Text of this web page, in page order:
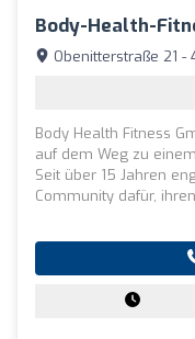
Body-Health-
Obenitterstraße 21 -
Body Health Fitness
auf dem Weg zu
Seit über 15 Jahren
Community dafür,